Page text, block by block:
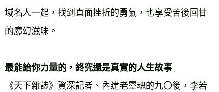
域名人一起，找到直面挫折的勇氣，也享受苦後回甘
的魔幻滋味。
最能給你力量的，終究還是真實的人生故事
《天下雜誌》資深記者、內建老靈魂的九〇後，李若